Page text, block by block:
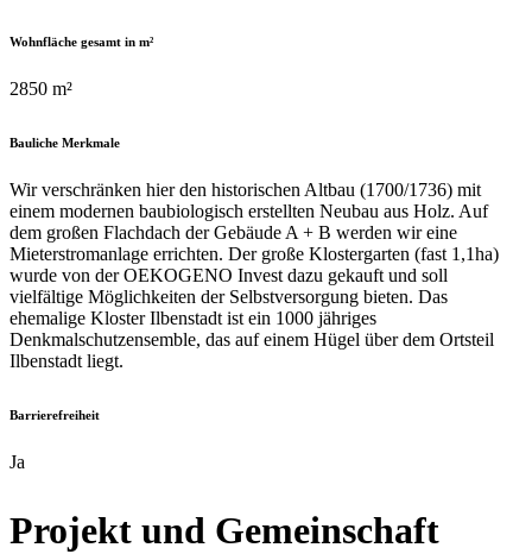
Wohnfläche gesamt in m²
2850 m²
Bauliche Merkmale
Wir verschränken hier den historischen Altbau (1700/1736) mit
einem modernen baubiologisch erstellten Neubau aus Holz. Auf
dem großen Flachdach der Gebäude A + B werden wir eine
Mieterstromanlage errichten. Der große Klostergarten (fast 1,1ha)
wurde von der OEKOGENO Invest dazu gekauft und soll
vielfältige Möglichkeiten der Selbstversorgung bieten. Das
ehemalige Kloster Ilbenstadt ist ein 1000 jähriges
Denkmalschutzensemble, das auf einem Hügel über dem Ortsteil
Ilbenstadt liegt.
Barrierefreiheit
Ja
Projekt und Gemeinschaft